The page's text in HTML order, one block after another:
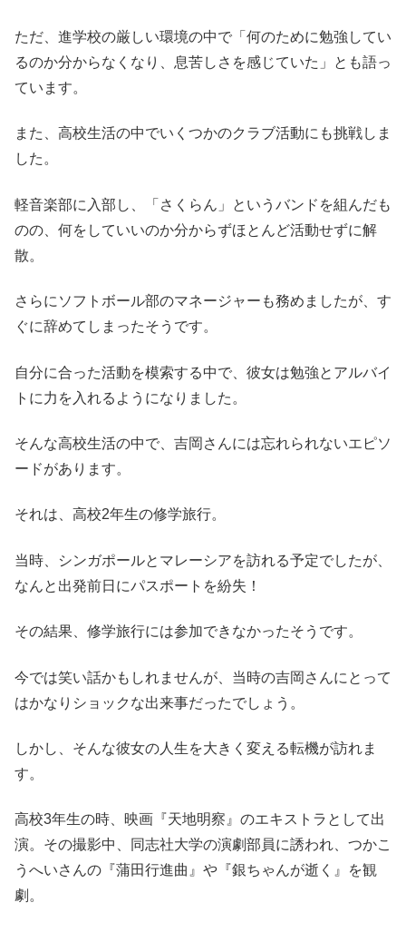
ただ、進学校の厳しい環境の中で「何のために勉強してい
るのか分からなくなり、息苦しさを感じていた」とも語っ
ています。
また、高校生活の中でいくつかのクラブ活動にも挑戦しま
した。
軽音楽部に入部し、「さくらん」というバンドを組んだも
のの、何をしていいのか分からずほとんど活動せずに解
散。
さらにソフトボール部のマネージャーも務めましたが、す
ぐに辞めてしまったそうです。
自分に合った活動を模索する中で、彼女は勉強とアルバイ
トに力を入れるようになりました。
そんな高校生活の中で、吉岡さんには忘れられないエピソ
ードがあります。
それは、高校2年生の修学旅行。
当時、シンガポールとマレーシアを訪れる予定でしたが、
なんと出発前日にパスポートを紛失！
その結果、修学旅行には参加できなかったそうです。
今では笑い話かもしれませんが、当時の吉岡さんにとって
はかなりショックな出来事だったでしょう。
しかし、そんな彼女の人生を大きく変える転機が訪れま
す。
高校3年生の時、映画『天地明察』のエキストラとして出
演。その撮影中、同志社大学の演劇部員に誘われ、つかこ
うへいさんの『蒲田行進曲』や『銀ちゃんが逝く』を観
劇。